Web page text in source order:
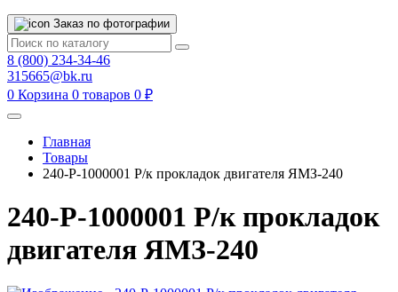
Заказ по фотографии
8 (800) 234-34-46
315665@bk.ru
0 Корзина 0 товаров 0 ₽
Главная
Товары
240-Р-1000001 Р/к прокладок двигателя ЯМЗ-240
240-Р-1000001 Р/к прокладок
двигателя ЯМЗ-240